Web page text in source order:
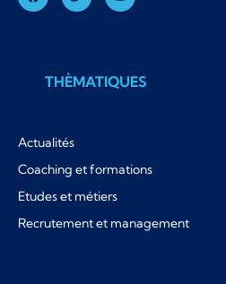
THÈMATIQUES
Actualités
Coaching et formations
Etudes et métiers
Recrutement et management